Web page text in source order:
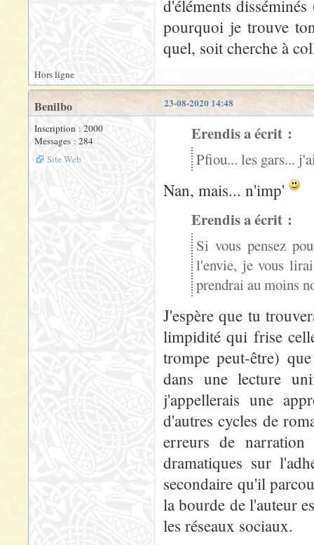
d'éléments
pourquoi je trouve
quel, soit cherche à
Hors ligne
23-08-2020 14:48
Benilbo
Inscription : 2000
Messages : 284
Site Web
Erendis a écrit :
Pfiou... les gars...
Nan, mais... n'imp'
Erendis a écrit :
Si vous pensez
l'envie, je vous
prendrai au moins
J'espère que tu
limpidité qui frise
trompe peut-être)
dans une lecture
j'appellerais une
d'autres cycles de
erreurs de
dramatiques sur
secondaire qu'il
la bourde de l'auteur
les réseaux sociaux.